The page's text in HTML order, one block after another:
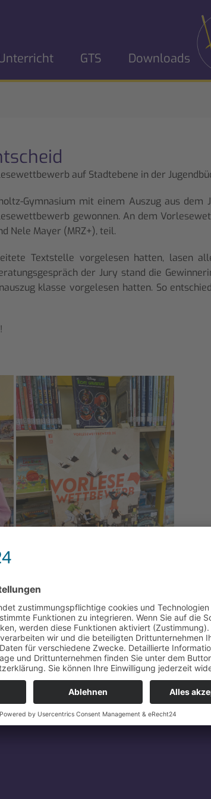
GTS Downloads
auf Stadtebene in der
Gymnasium mit einem Auszug aus dem
gewonnen. An dem
Nele Mayer (MRZ+), teil.
Textstelle vorgelesen hatten, lasen
der Jury stand die
klasse vorgelesen hatten. So